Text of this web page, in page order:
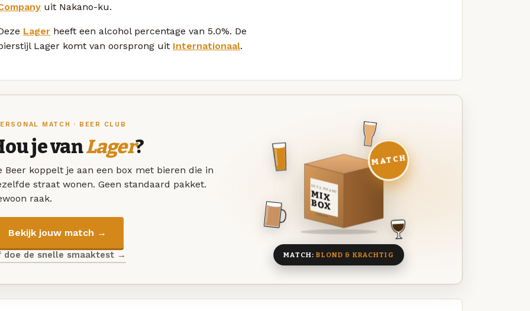
uit Nakano-ku.
Lager heeft een alcohol percentage van 5.0%. De
Lager komt van oorsprong uit Internationaal.
MATCH · BEER CLUB
je vanLager?
Beer koppelt je aan een box met bieren die in
straat wonen. Geen standaard pakket.
raak.
Bekijk jouw match →
doe de snelle smaaktest →
DEZE MAAND
MIX
BOX
8 BIEREN
MATCH
MATCH:BLOND & KRACHTIG